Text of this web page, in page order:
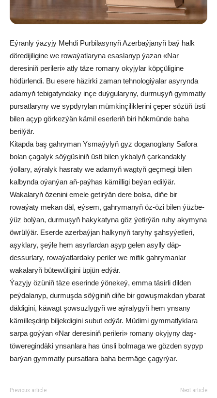
Eýranly ýazyjy Mehdi Purbilasynyň Azerbaýjanyň baý halk
döredijiligine we rowaýatlaryna esaslanyp ýazan «Nar
deresiniň perileri» atly täze romany okyjylar köpçüligine
hödürlendi. Bu esere häzirki zaman tehnologiýalar asyrynda
adamyň tebigatyndaky inçe duýgularyny, durmuşyň gymmatly
pursatlaryny we sypdyrylan mümkinçiliklerini çeper sözüň üsti
bilen açyp görkezýän kämil eserleriň biri hökmünde baha
berilýär.
Kitapda baş gahryman Ysmaýylyň gyz doganoglany Safora
bolan çagalyk söýgüsiniň üsti bilen ykbalyň çarkandakly
ýollary, aýralyk hasraty we adamyň wagtyň geçmegi bilen
kalbynda oýanýan aň-paýhas kämilligi beýan edilýär.
Wakalaryň özenini emele getirýän dere bolsa, diňe bir
rowaýaty mekan däl, eýsem, gahrymanyň öz-özi bilen ýüzbe-
ýüz bolýan, durmuşyň hakykatyna göz ýetirýän ruhy akymyna
öwrülýär. Eserde azerbaýjan halkynyň taryhy şahsyýetleri,
aşyklary, şeýle hem asyrlardan aşyp gelen asylly däp-
dessurlary, rowaýatlardaky periler we mifik gahrymanlar
wakalaryň bütewüligini üpjün edýär.
Ýazyjy özüniň täze eserinde ýönekeý, emma täsirli dilden
peýdalanyp, durmuşda söýginiň diňe bir gowuşmakdan ybarat
däldigini, käwagt şowsuzlygyň we aýralygyň hem ynsany
kämilleşdirip biljekdigini subut edýär. Müdimi gymmatlyklara
sarpa goýýan «Nar deresiniň perileri» romany okyjyny daş-
töweregindäki ynsanlara has ünsli bolmaga we gözden sypyp
barýan gymmatly pursatlara baha bermäge çagyrýar.
Previous article Next article